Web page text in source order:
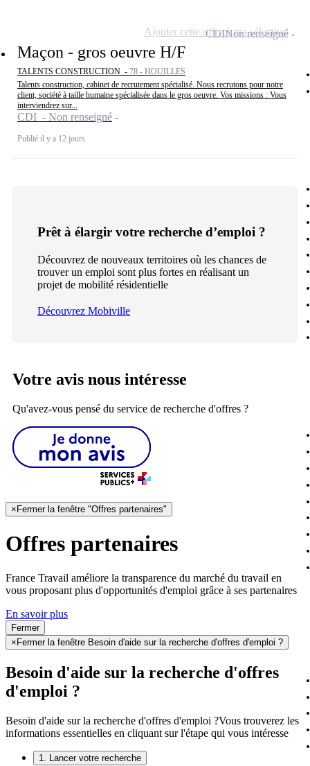
Maçon - gros oeuvre H/F
TALENTS CONSTRUCTION - 78 - HOUILLES
Talents construction, cabinet de recrutement spécialisé. Nous recrutons pour notre
client, société à taille humaine spécialisée dans le gros oeuvre. Vos missions : Vous
interviendrez sur...
CDI - Non renseigné
Publié il y a 12 jours
CDINon renseigné
Ajouter cette offre à ma sélection
Prêt à élargir votre recherche d’emploi ?
Découvrez de nouveaux territoires où les chances de
trouver un emploi sont plus fortes en réalisant un
projet de mobilité résidentielle
Découvrez Mobiville
Votre avis nous intéresse
Qu'avez-vous pensé du service de recherche d'offres ?
× Fermer la fenêtre "Offres partenaires"
Offres partenaires
France Travail améliore la transparence du marché du travail en
vous proposant plus d'opportunités d'emploi grâce à ses partenaires
En savoir plus
Fermer
× Fermer la fenêtre Besoin d'aide sur la recherche d'offres d'emploi ?
Besoin d'aide sur la recherche d'offres
d'emploi ?
Besoin d'aide sur la recherche d'offres d'emploi ?Vous trouverez les
informations essentielles en cliquant sur l'étape qui vous intéresse
1. Lancer votre recherche